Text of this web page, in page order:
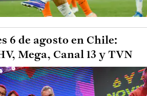
6 de agosto en Chile:
Mega, Canal 13 y TVN